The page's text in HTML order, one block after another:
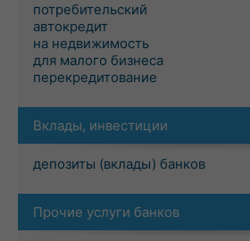
потребительский
автокредит
на недвижимость
для малого бизнеса
перекредитование
Вклады, инвестиции
депозиты (вклады) банков
Прочие услуги банков